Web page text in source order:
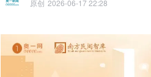
原创 2026-06-17 22:28